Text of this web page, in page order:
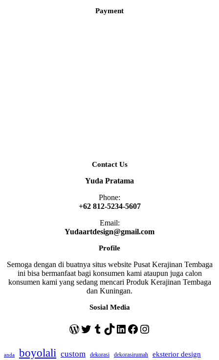
Payment
Contact Us
Yuda Pratama
Phone:
+62 812-5234-5607
Email:
Yudaartdesign@gmail.com
Profile
Semoga dengan di buatnya situs website Pusat Kerajinan Tembaga
ini bisa bermanfaat bagi konsumen kami ataupun juga calon
konsumen kami yang sedang mencari Produk Kerajinan Tembaga
dan Kuningan.
Sosial Media
WordPress
Twitter
Tumblr
TikTok
LinkedIn
Facebook
Instagram
anda boyolali custom dekorasi dekorasirumah eksterior design